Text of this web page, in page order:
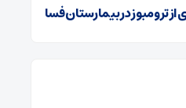
ترومبوز در بیمارستان فسا